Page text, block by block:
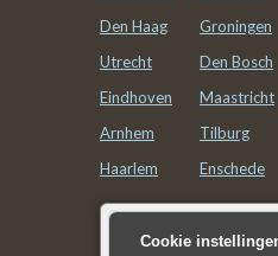
Den Haag
Utrecht
Eindhoven
Arnhem
Haarlem
Groningen
Den Bosch
Maastricht
Tilburg
Enschede
Cookie